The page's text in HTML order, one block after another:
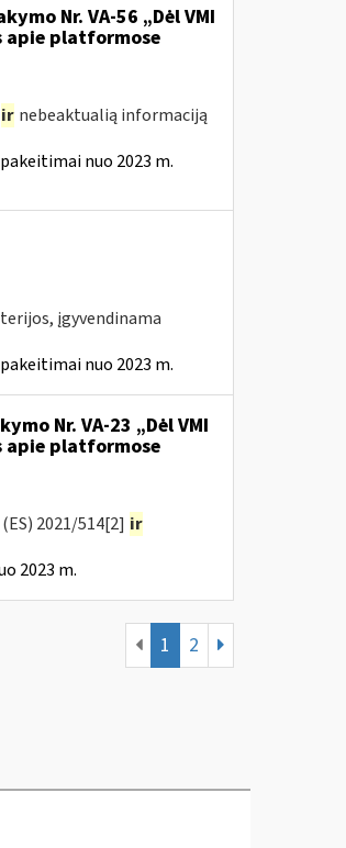
Nr. VA-56 „Dėl VMI
apie platformose
ir nebeaktualią informaciją
nuo 2023 m.
įgyvendinama
nuo 2023 m.
Nr. VA-23 „Dėl VMI
apie platformose
2021/514[2] ir
2023 m.
1 2